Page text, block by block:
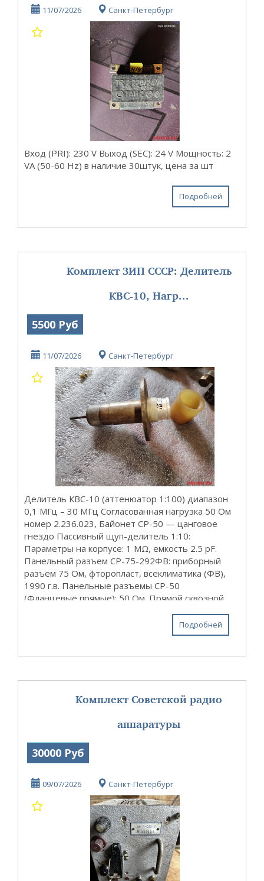
11/07/2026 Санкт-Петербург
Вход (PRI): 230 V Выход (SEC): 24 V Мощность: 2
VA (50-60 Hz) в наличие 30штук, цена за шт
Подробней
Комплект ЗИП СССР: Делитель
КВС-10, Нагр...
5500 Руб
11/07/2026 Санкт-Петербург
Делитель КВС-10 (аттенюатор 1:100) диапазон
0,1 МГц – 30 МГц Согласованная нагрузка 50 Ом
номер 2.236.023, Байонет СР-50 — цанговое
гнездо Пассивный щуп-делитель 1:10:
Параметры на корпусе: 1 MΩ, емкость 2.5 pF.
Панельный разъем СР-75-292ФВ: приборный
разъем 75 Ом, фторопласт, всеклиматика (ФВ),
1990 г.в. Панельные разъемы СР-50
(Фланцевые прямые): 50 Ом. Прямой сквозной
Подробней
Комплект Советской радио
аппаратуры
30000 Руб
09/07/2026 Санкт-Петербург